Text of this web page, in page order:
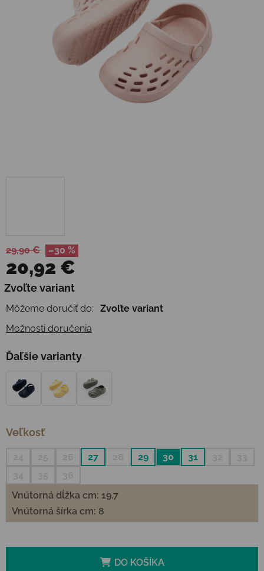
29,90 € –30 %
20,92 €
Jednotková cena:
Zvoľte variant
Môžeme doručiť do:
Zvoľte variant
Možnosti doručenia
Ďaľšie varianty
Veľkosť
27 29 30 31
Vnútorná dĺžka cm: 19.7
Vnútorná šírka cm: 8
DO KOŠÍKA